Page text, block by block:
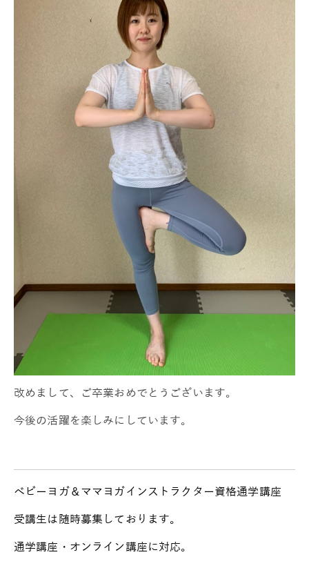
改めまして、ご卒業おめでとうございます。
今後の活躍を楽しみにしています。
ベビーヨガ＆ママヨガインストラクター資格通学講座
受講生は随時募集しております。
通学講座・オンライン講座に対応。